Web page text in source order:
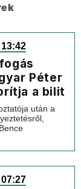
Péter
a bilit
után a